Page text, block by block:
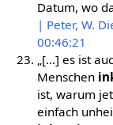
Datum, wo
| Peter, W.
00:46:21
„[…] es ist
Menschen
ist, warum
einfach